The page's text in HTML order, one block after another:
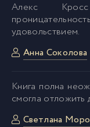
48 02_01_04
Aлекс
удовольствием.
Анна Соколова
Kнига полна
смогла отложить
Светлана